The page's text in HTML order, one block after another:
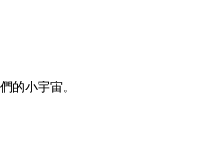
的小宇宙。